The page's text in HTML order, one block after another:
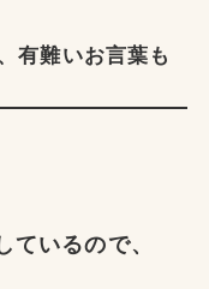
有難いお言葉も
いるので、